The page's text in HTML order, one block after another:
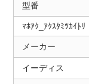
型番
ﾏﾎｱｸ_ｱｸｽﾀﾐﾂｶｲﾄﾘ
メーカー
イーディス